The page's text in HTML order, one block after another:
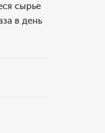
сырье
в день